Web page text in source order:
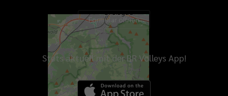
Formular öffnen
Stets aktuell mit der BR Volleys App!